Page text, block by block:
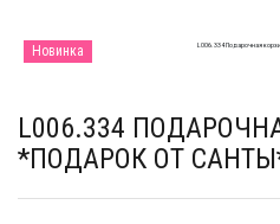
Новинка
L006.334
*ПОДАРОК ОТ